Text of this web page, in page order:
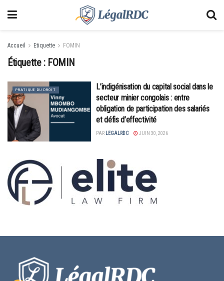
Accueil Etiquette FOMIN
Étiquette : FOMIN
PRATIQUE DU DROIT
L’indigénisation du capital social dans le
secteur minier congolais : entre
obligation de participation des salariés
et défis d’effectivité
PAR LEGALRDC JUIN 30, 2026